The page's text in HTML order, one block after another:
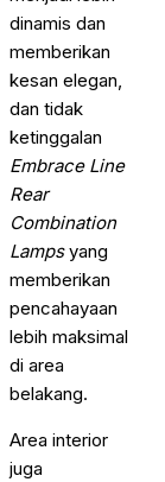
dinamis dan
memberikan
kesan elegan,
dan tidak
ketinggalan
Embrace Line
Rear
Combination
Lampsyang
memberikan
pencahayaan
lebih maksimal
di area
belakang.
Area interior
juga